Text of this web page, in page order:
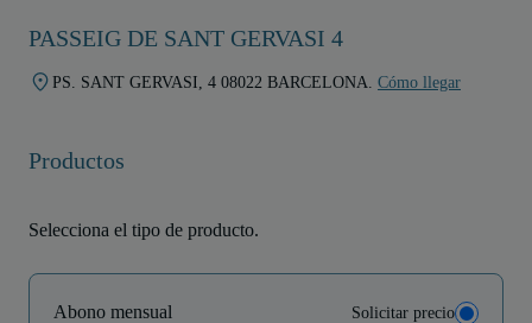
PASSEIG DE SANT GERVASI 4
PS. SANT GERVASI, 4 08022 BARCELONA. Cómo llegar
Productos
Selecciona el tipo de producto.
Abono mensual Solicitar precio